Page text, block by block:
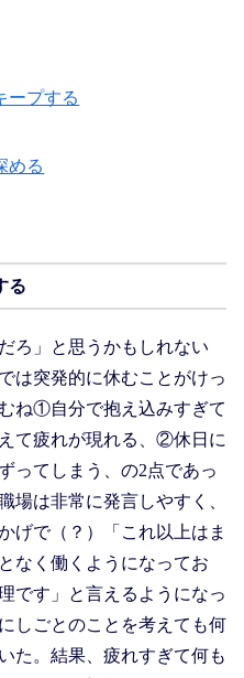
ープする
める
る
ろ」と思うかもしれない
は突発的に休むことがけっ
ね①自分で抱え込みすぎて
て疲れが現れる、②休日に
ってしまう、の2点であっ
場は非常に発言しやすく、
げで（？）「これ以上はま
なく働くようになってお
です」と言えるようになっ
しごとのことを考えても何
た。結果、疲れすぎて何も